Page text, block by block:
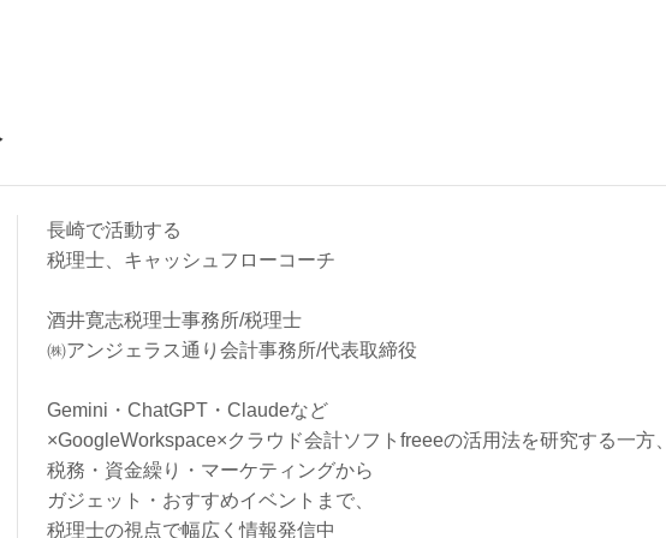
長崎で活動する
税理士、キャッシュフローコーチ
酒井寛志税理士事務所/税理士
㈱アンジェラス通り会計事務所/代表取締役
Gemini・ChatGPT・Claudeなど
×GoogleWorkspace×クラウド会計ソフトfreeeの活用法を研究する一方、
税務・資金繰り・マーケティングから
ガジェット・おすすめイベントまで、
税理士の視点で幅広く情報発信中